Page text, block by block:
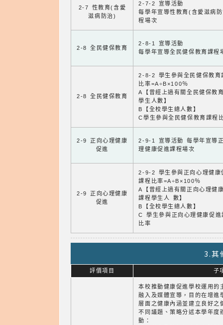
2-7 性教育(含愛
滋病防治)
2-7-2 宣導活動
每學年宣導性教育(含愛滋病
程場次
2-8 全民健保教育
2-8-1 宣導活動
每學年宣導全民健保教育課程
2-8 全民健保教育
2-8-2 學生參與全民健保教育
比率=A÷B×100％
A【曾經上過有關全民健保教
學生人數】
B【全校學生總人數】
C學生參與全民健保教育課程
2-9 正向心理健康
促進
2-9-1 宣導活動 每學年宣導
理健康促進課程場次
2-9 正向心理健康
促進
2-9-2 學生參與正向心理健康
課程比率=A÷B×100％
A【曾經上過有關正向心理健
課程學生人 數】
B【全校學生總人數】
C 學生參與正向心理健康促進
比率
3.其
評價項目 子
本校推動健康促進學校運用的
融入及媒體宣導，目的在增進
層面之健康內涵並建立良好之
不同議題、策略分述本學年度
動：